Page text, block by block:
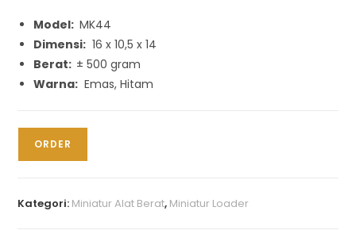
Model: MK44
Dimensi: 16 x 10,5 x 14
Berat: ± 500 gram
Warna: Emas, Hitam
ORDER
Kategori: Miniatur Alat Berat, Miniatur Loader